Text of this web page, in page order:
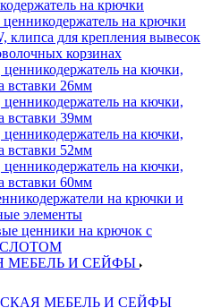
на крючки
на крючки
клипса для крепления вывесок
корзинах
на кючки,
вставки 26мм
на кючки,
вставки 39мм
на кючки,
вставки 52мм
на кючки,
вставки 60мм
на крючки и
элементы
ценники на крючок с
МЕБЕЛЬ И СЕЙФЫ
МЕБЕЛЬ И СЕЙФЫ